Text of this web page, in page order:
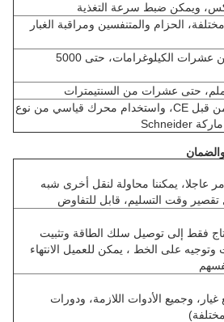
ويمكن ضبط سرعة التغذية
الحزام والمتنفسين ومراقبة الغبار
* السعة الساعاتية تتراوح من عشرات الكيلوغرامات، حتى 5000
* إمتلاك الشهادة المعتمدة من قبل CE، واستخدام محرك قياسي من نوع
الأمر عاجلا، يمكننا محاولة لنقل أخرى شبه
تقصير وقت التسليم، قابل للتفاوض
فقط إلى توصيل سلك الطاقة وتثبيت
وتوجيه على الخط ، يمكن للعميل الانتهاء
وجميع الأدوات اللازمة، ودورات